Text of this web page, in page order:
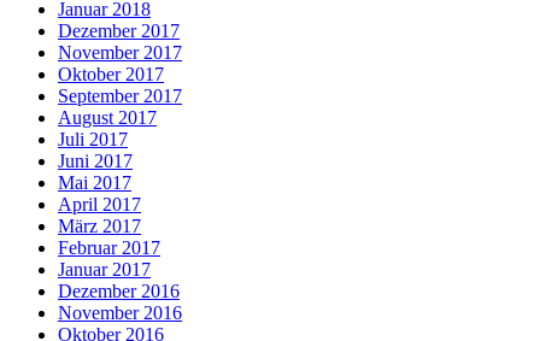
Januar 2018
Dezember 2017
November 2017
Oktober 2017
September 2017
August 2017
Juli 2017
Juni 2017
Mai 2017
April 2017
März 2017
Februar 2017
Januar 2017
Dezember 2016
November 2016
Oktober 2016